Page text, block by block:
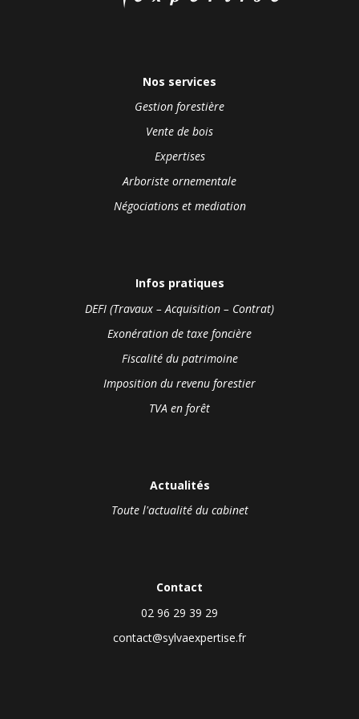
Nos services
Gestion forestière
Vente de bois
Expertises
Arboriste ornementale
Négociations et mediation
Infos pratiques
DEFI (Travaux – Acquisition – Contrat)
Exonération de taxe foncière
Fiscalité du patrimoine
Imposition du revenu forestier
TVA en forêt
Actualités
Toute l'actualité du cabinet
Contact
02 96 29 39 29
contact@sylvaexpertise.fr